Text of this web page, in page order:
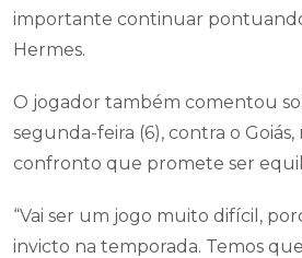
importante continuar
Hermes.
O jogador também comentou
segunda-feira (6), contra o
confronto que promete ser
“Vai ser um jogo muito difícil,
invicto na temporada. Temos